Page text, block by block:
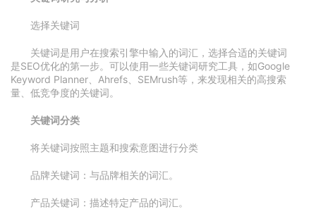
选择关键词
关键词是用户在搜索引擎中输入的词汇，选择合适的关键词
是SEO优化的第一步。可以使用一些关键词研究工具，如Google
Keyword Planner、Ahrefs、SEMrush等，来发现相关的高搜索
量、低竞争度的关键词。
关键词分类
将关键词按照主题和搜索意图进行分类
品牌关键词：与品牌相关的词汇。
产品关键词：描述特定产品的词汇。